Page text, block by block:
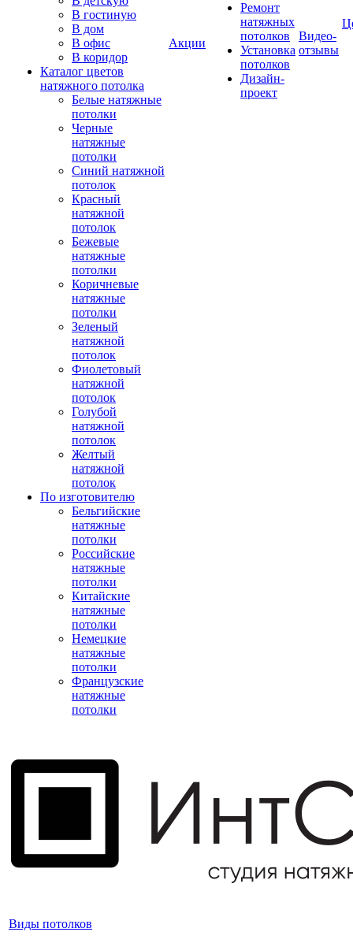
В гостиную
В дом
В офис
В коридор
Каталог цветов
натяжного потолка
Белые натяжные
потолки
Черные
натяжные
потолки
Синий натяжной
потолок
Красный
натяжной
потолок
Бежевые
натяжные
потолки
Коричневые
натяжные
потолки
Зеленый
натяжной
потолок
Фиолетовый
натяжной
потолок
Голубой
натяжной
потолок
Желтый
натяжной
потолок
По изготовителю
Бельгийские
натяжные
потолки
Российские
натяжные
потолки
Китайские
натяжные
потолки
Немецкие
натяжные
потолки
Французские
натяжные
потолки
Акции
Ремонт
натяжных
потолков
Установка
потолков
Дизайн-
проект
Видео-
отзывы
Виды потолков